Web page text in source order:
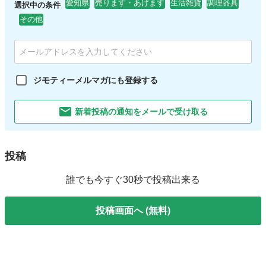
選択中の条件 愛知県 売ります・あげます 生活雑貨
調理器具
その他
ジモティーメルマガにも登録する
新着投稿の通知をメールで受け取る
投稿
誰でも今すぐ30秒で投稿出来る
投稿画面へ (無料)